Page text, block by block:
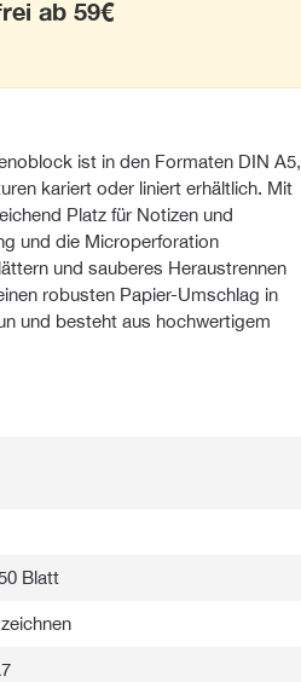
ab 59€
ist in den Formaten DIN A5,
kariert oder liniert erhältlich. Mit
Platz für Notizen und
und die Microperforation
und sauberes Heraustrennen
robusten Papier-Umschlag in
und besteht aus hochwertigem
Blatt